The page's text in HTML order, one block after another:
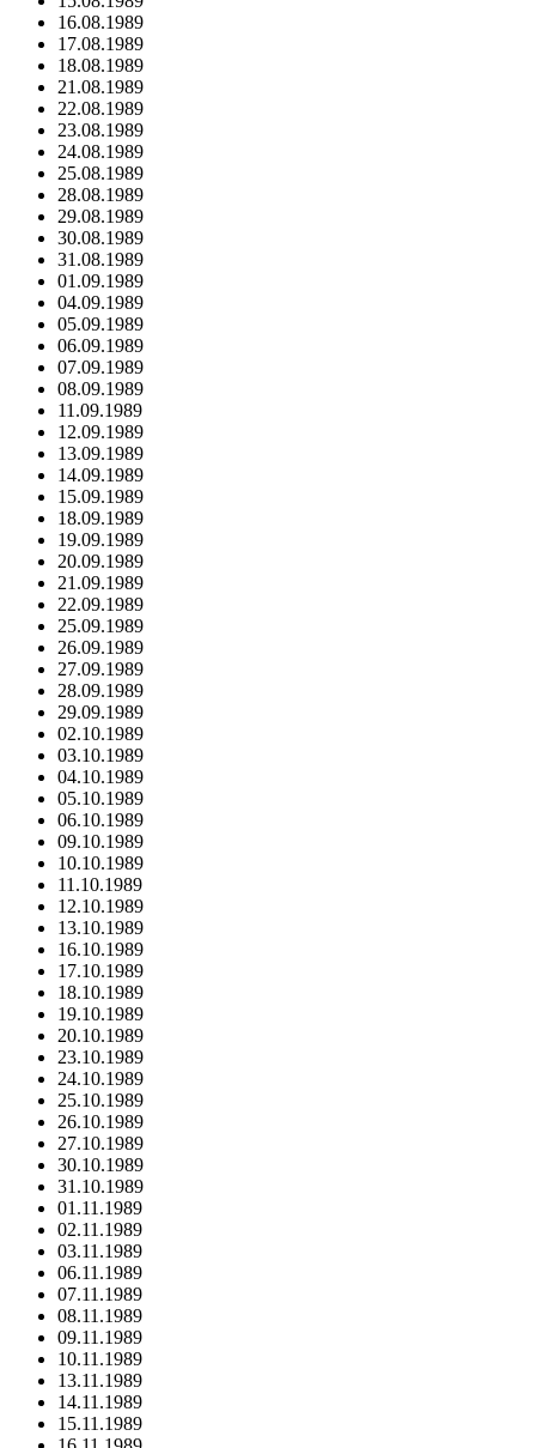
16.08.1989
17.08.1989
18.08.1989
21.08.1989
22.08.1989
23.08.1989
24.08.1989
25.08.1989
28.08.1989
29.08.1989
30.08.1989
31.08.1989
01.09.1989
04.09.1989
05.09.1989
06.09.1989
07.09.1989
08.09.1989
11.09.1989
12.09.1989
13.09.1989
14.09.1989
15.09.1989
18.09.1989
19.09.1989
20.09.1989
21.09.1989
22.09.1989
25.09.1989
26.09.1989
27.09.1989
28.09.1989
29.09.1989
02.10.1989
03.10.1989
04.10.1989
05.10.1989
06.10.1989
09.10.1989
10.10.1989
11.10.1989
12.10.1989
13.10.1989
16.10.1989
17.10.1989
18.10.1989
19.10.1989
20.10.1989
23.10.1989
24.10.1989
25.10.1989
26.10.1989
27.10.1989
30.10.1989
31.10.1989
01.11.1989
02.11.1989
03.11.1989
06.11.1989
07.11.1989
08.11.1989
09.11.1989
10.11.1989
13.11.1989
14.11.1989
15.11.1989